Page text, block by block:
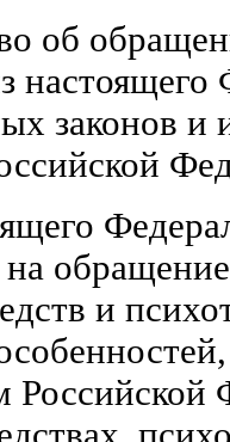
об
настоящего
законов
на
и